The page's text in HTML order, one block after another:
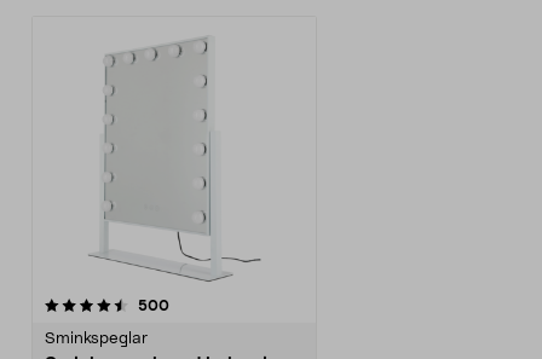
500recensioner
Sminkspeglar